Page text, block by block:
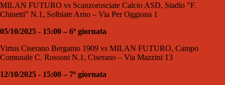
MILAN FUTURO vs Scanzorosciate Calcio ASD, Stadio "F.
Chinetti" N.1, Solbiate Arno – Via Per Oggiona 1
05/10/2025 - 15:00 – 6ª giornata
Virtus Ciserano Bergamo 1909 vs MILAN FUTURO, Campo
Comunale C. Rossoni N.1, Ciserano – Via Mazzini 13
12/10/2025 - 15:00 – 7ª giornata